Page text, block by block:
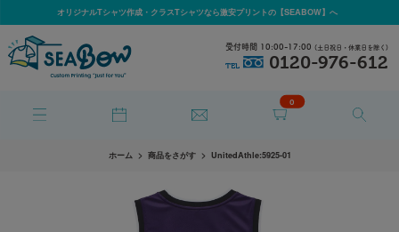
オリジナルTシャツ作成・クラスTシャツなら激安プリントの【SEABOW】へ
0
受付時間 10:00-17:00 (土日祝日・休業日を除く)
TEL 0120-976-612
ホーム 商品をさがす UnitedAthle:5925-01